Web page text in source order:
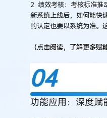
2. 绩效考核：考核标准推
新系统上线后，如何能快
的认定也要以系统为准。
（点击阅读，了解更多
功能应用：深度赋